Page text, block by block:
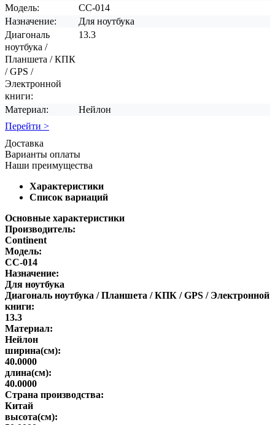
Модель:
CC-014
Назначение:
Для ноутбука
Диагональ
ноутбука /
Планшета / КПК
/ GPS /
Электронной
книги:
13.3
Материал:
Нейлон
Перейти >
Доставка
Варианты оплаты
Наши преимущества
Характеристики
Список вариаций
Основные характеристики
Производитель:
Continent
Модель:
CC-014
Назначение:
Для ноутбука
Диагональ ноутбука / Планшета / КПК / GPS / Электронной
книги:
13.3
Материал:
Нейлон
ширина(см):
40.0000
длина(см):
40.0000
Страна производства:
Китай
высота(см):